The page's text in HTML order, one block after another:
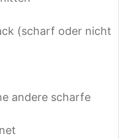
(scharf oder nicht
andere scharfe